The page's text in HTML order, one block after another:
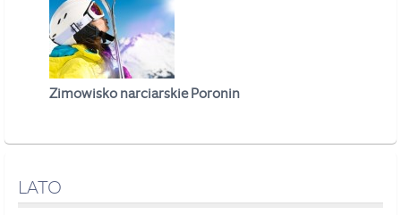
Zimowisko narciarskie Poronin
LATO